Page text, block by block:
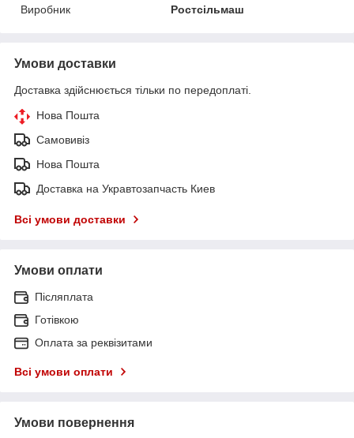
Виробник
Ростсільмаш
Умови доставки
Доставка здійснюється тільки по передоплаті.
Нова Пошта
Самовивіз
Нова Пошта
Доставка на Укравтозапчасть Киев
Всі умови доставки
Умови оплати
Післяплата
Готівкою
Оплата за реквізитами
Всі умови оплати
Умови повернення